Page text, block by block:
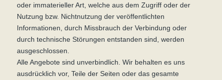
oder immaterieller Art, welche aus dem Zugriff oder der
Nutzung bzw. Nichtnutzung der veröffentlichten
Informationen, durch Missbrauch der Verbindung oder
durch technische Störungen entstanden sind, werden
ausgeschlossen.
Alle Angebote sind unverbindlich. Wir behalten es uns
ausdrücklich vor, Teile der Seiten oder das gesamte